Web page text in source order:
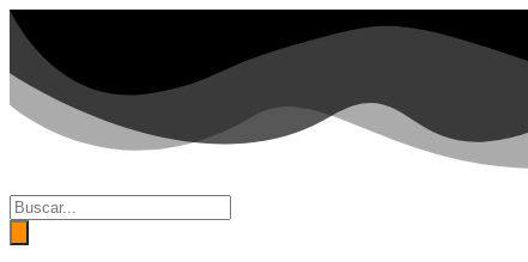
Ir
contenido
Búsqueda
de
productos